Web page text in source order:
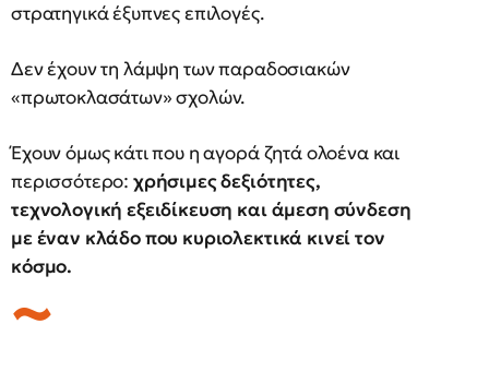
στρατηγικά έξυπνες επιλογές.
Δεν έχουν τη λάμψη των παραδοσιακών
«πρωτοκλασάτων» σχολών.
Έχουν όμως κάτι που η αγορά ζητά ολοένα και
περισσότερο: χρήσιμες δεξιότητες,
τεχνολογική εξειδίκευση και άμεση σύνδεση
με έναν κλάδο που κυριολεκτικά κινεί τον
κόσμο.